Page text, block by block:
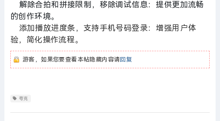
解除合拍和拼接限制，移除调试信息：提供更加流畅
的创作环境。
添加播放进度条，支持手机号码登录：增强用户体
验，简化操作流程。
游客，如果您要查看本帖隐藏内容请回复
夸克